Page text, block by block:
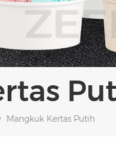
Mangkuk Kertas Putih